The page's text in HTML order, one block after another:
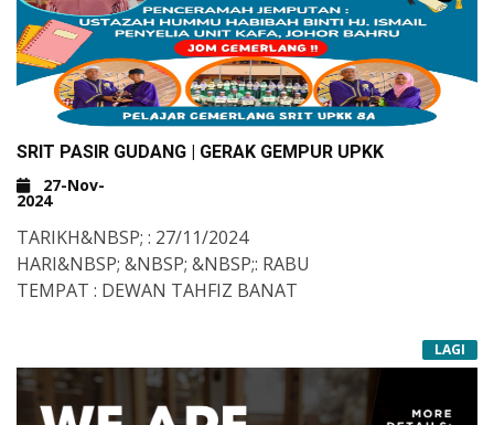
SRIT PASIR GUDANG | GERAK GEMPUR UPKK
27-Nov-
2024
TARIKH&NBSP; : 27/11/2024
HARI&NBSP; &NBSP; &NBSP;: RABU
TEMPAT : DEWAN TAHFIZ BANAT
LAGI